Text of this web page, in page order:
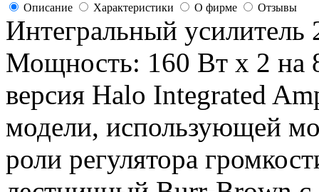
Описание Характеристики О фирме Отзывы
Интегральный
Мощность: 160 Вт x 2
версия Halo Integrated
модели, использующей
роли регулятора